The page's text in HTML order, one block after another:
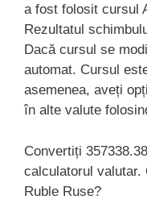
a fost folosit cursul
Rezultatul
Dacă cursul se
automat. Cursul
asemenea, aveți
în alte valute
Convertiți
calculatorul valutar.
Ruble Ruse?